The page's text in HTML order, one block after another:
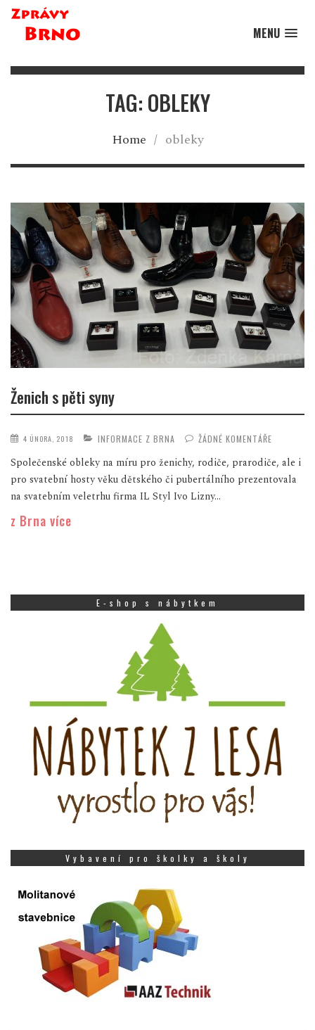
MENU
TAG: OBLEKY
Home / obleky
Ženich s pěti syny
4 ÚNORA, 2018 INFORMACE Z BRNA ŽÁDNÉ KOMENTÁŘE
Společenské obleky na míru pro ženichy, rodiče, prarodiče, ale i
pro svatební hosty věku dětského či pubertálního prezentovala
na svatebním veletrhu firma IL Styl Ivo Lizny...
z Brna více
E-shop s nábytkem
Vybavení pro školky a školy